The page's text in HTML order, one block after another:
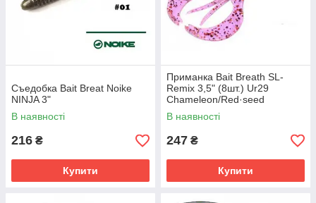
Съедобка Bait Breat Noike
NINJA 3"
В наявності
216 ₴
Купити
Приманка Bait Breath SL-
Remix 3,5" (8шт.) Ur29
Chameleon/Red·seed
В наявності
247 ₴
Купити